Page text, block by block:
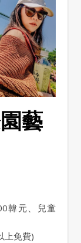
藝
韓元、兒童
上免費)